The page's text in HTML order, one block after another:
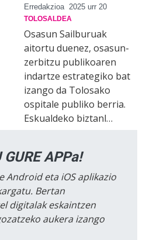
Erredakzioa 2025 urr 20
TOLOSALDEA
Osasun Sailburuak
aitortu duenez, osasun-
zerbitzu publikoaren
indartze estrategiko bat
izango da Tolosako
ospitale publiko berria.
Eskualdeko biztanl…
APPa!
Android eta iOS aplikazio
Bertan
digitalak eskaintzen
aukera izango